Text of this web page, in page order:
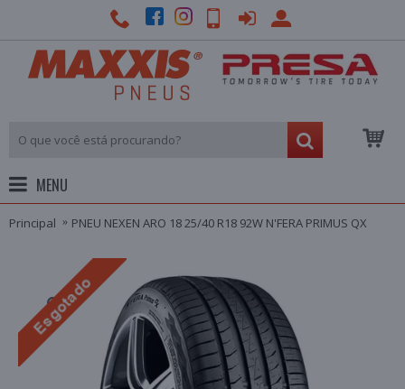
MENU
Principal PNEU NEXEN ARO 18 25/40 R18 92W N'FERA PRIMUS QX